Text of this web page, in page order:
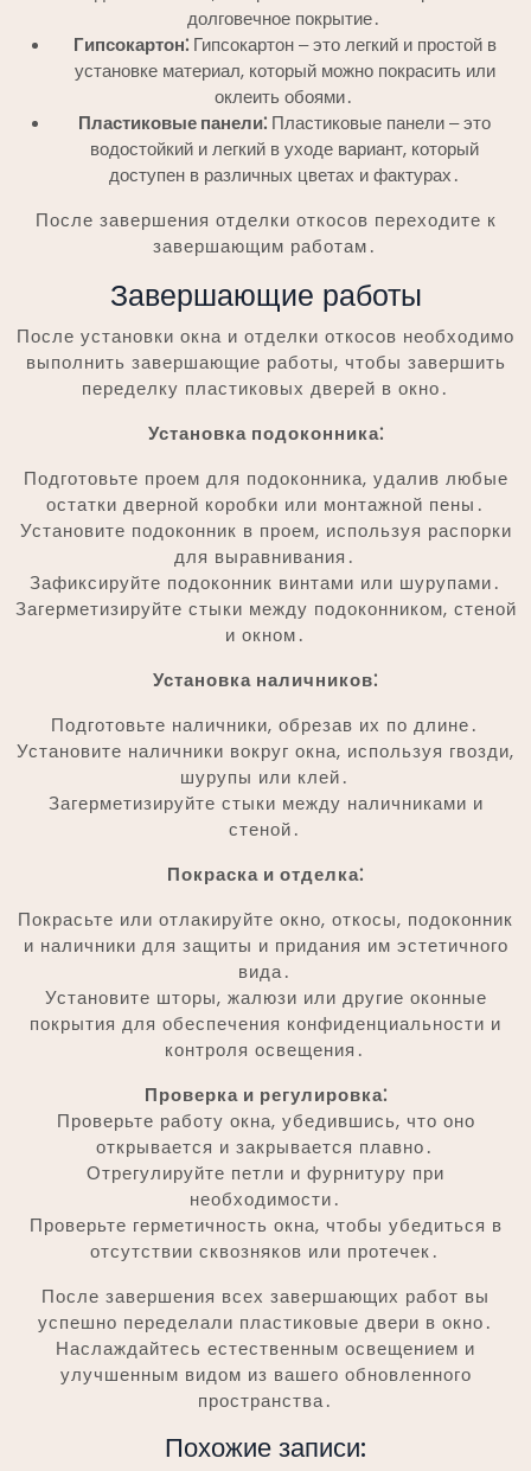
долговечное покрытие․
Гипсокартон⁚Гипсокартон ‒ это легкий и простой в
установке материал, который можно покрасить или
оклеить обоями․
Пластиковые панели⁚ Пластиковые панели ‒ это
водостойкий и легкий в уходе вариант, который
доступен в различных цветах и фактурах․
После завершения отделки откосов переходите к
завершающим работам․
Завершающие работы
После установки окна и отделки откосов необходимо
выполнить завершающие работы, чтобы завершить
переделку пластиковых дверей в окно․
Установка подоконника⁚
Подготовьте проем для подоконника, удалив любые
остатки дверной коробки или монтажной пены․
Установите подоконник в проем, используя распорки
для выравнивания․
Зафиксируйте подоконник винтами или шурупами․
Загерметизируйте стыки между подоконником, стеной
и окном․
Установка наличников⁚
Подготовьте наличники, обрезав их по длине․
Установите наличники вокруг окна, используя гвозди,
шурупы или клей․
Загерметизируйте стыки между наличниками и
стеной․
Покраска и отделка⁚
Покрасьте или отлакируйте окно, откосы, подоконник
и наличники для защиты и придания им эстетичного
вида․
Установите шторы, жалюзи или другие оконные
покрытия для обеспечения конфиденциальности и
контроля освещения․
Проверка и регулировка⁚
Проверьте работу окна, убедившись, что оно
открывается и закрывается плавно․
Отрегулируйте петли и фурнитуру при
необходимости․
Проверьте герметичность окна, чтобы убедиться в
отсутствии сквозняков или протечек․
После завершения всех завершающих работ вы
успешно переделали пластиковые двери в окно․
Наслаждайтесь естественным освещением и
улучшенным видом из вашего обновленного
пространства․
Похожие записи: